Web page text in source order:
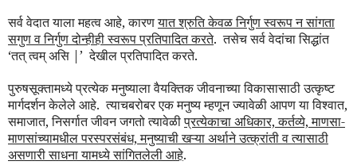
सर्व वेदात याला महत्व आहे, कारणयात श्रुति केवळ निर्गुण स्वरूप न सांगता
सगुण व निर्गुण दोन्हीही स्वरूप प्रतिपादित करते. तसेच सर्व वेदांचा सिद्धांत
‘तत्त्वम् असि |’ देखील प्रतिपादित करते.
पुरुषसूक्तामध्ये प्रत्येक मनुष्याला वैयक्तिक जीवनाच्या विकासासाठी उत्कृष्ट
मार्गदर्शन केलेलेआहे. त्याचबरोबर एक मनुष्य म्हणून ज्यावेळी आपण या विश्वात,
समाजात, निसर्गात जीवन जगतो त्यावेळीप्रत्येकाचा अधिकार, कर्तव्ये, माणसा-
माणसांच्यामधील परस्परसंबंध, मनुष्याची खऱ्या अर्थाने उत्क्रांती व त्यासाठी
असणारी साधना यामध्ये सांगितलेली आहे.